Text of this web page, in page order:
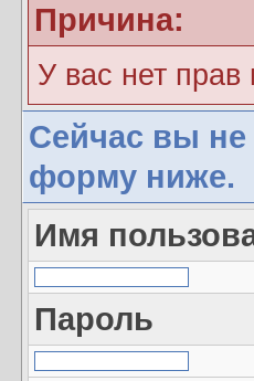
Причина:
У вас нет прав
Сейчас вы не
форму ниже.
Имя
Пароль